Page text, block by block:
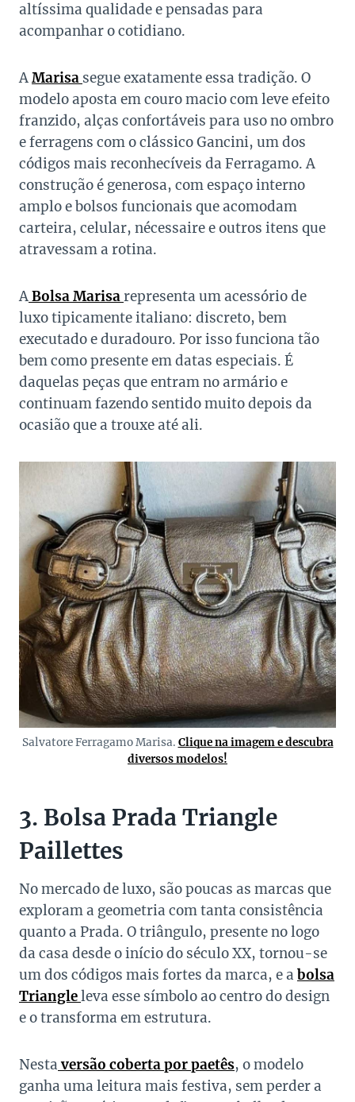
altíssima qualidade e pensadas para
acompanhar o cotidiano.
AMarisa segue exatamente essa tradição. O
modelo aposta em couro macio com leve efeito
franzido, alças confortáveis para uso no ombro
e ferragens com o clássico Gancini, um dos
códigos mais reconhecíveis da Ferragamo. A
construção é generosa, com espaço interno
amplo e bolsos funcionais que acomodam
carteira, celular, nécessaire e outros itens que
atravessam a rotina.
ABolsa Marisarepresenta um acessório de
luxo tipicamente italiano: discreto, bem
executado e duradouro. Por isso funciona tão
bem como presente em datas especiais. É
daquelas peças que entram no armário e
continuam fazendo sentido muito depois da
ocasião que a trouxe até ali.
Salvatore Ferragamo Marisa. Clique na imagem e descubra
diversos modelos!
3. Bolsa Prada Triangle
Paillettes
No mercado de luxo, são poucas as marcas que
exploram a geometria com tanta consistência
quanto a Prada. O triângulo, presente no logo
da casa desde o início do século XX, tornou-se
um dos códigos mais fortes da marca, e a bolsa
Triangleleva esse símbolo ao centro do design
e o transforma em estrutura.
Nestaversão coberta por paetês, o modelo
ganha uma leitura mais festiva, sem perder a